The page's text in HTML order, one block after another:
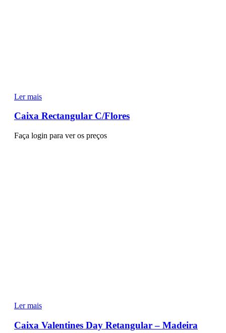
Ler mais
Caixa Rectangular C/Flores
Faça login para ver os preços
Ler mais
Caixa Valentines Day Retangular – Madeira